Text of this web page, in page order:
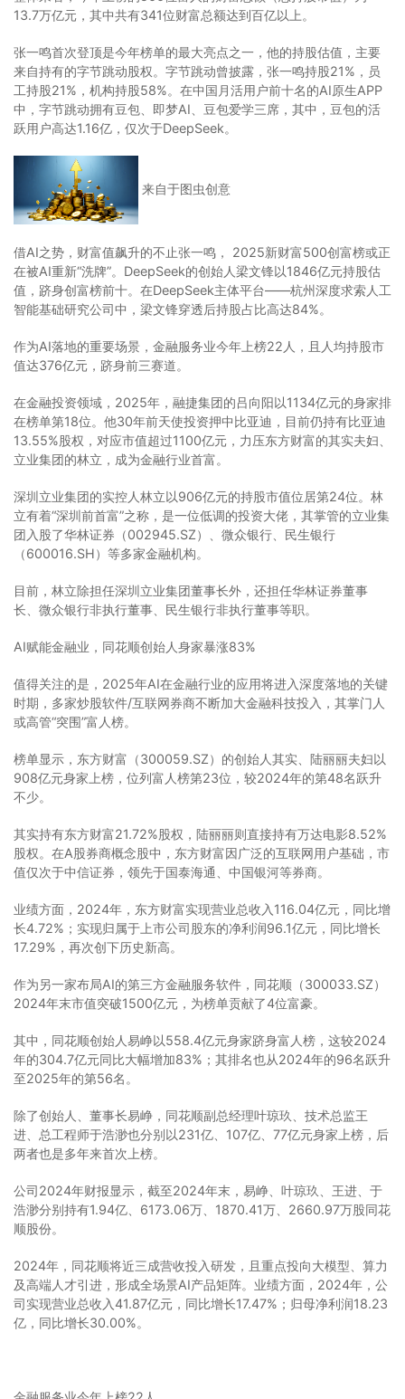
13.7万亿元，其中共有341位财富总额达到百亿以上。
张一鸣首次登顶是今年榜单的最大亮点之一，他的持股估值，主要
来自持有的字节跳动股权。字节跳动曾披露，张一鸣持股21%，员
工持股21%，机构持股58%。在中国月活用户前十名的AI原生APP
中，字节跳动拥有豆包、即梦AI、豆包爱学三席，其中，豆包的活
跃用户高达1.16亿，仅次于DeepSeek。
来自于图虫创意
借AI之势，财富值飙升的不止张一鸣， 2025新财富500创富榜或正
在被AI重新“洗牌”。DeepSeek的创始人梁文锋以1846亿元持股估
值，跻身创富榜前十。在DeepSeek主体平台——杭州深度求索人工
智能基础研究公司中，梁文锋穿透后持股占比高达84%。
作为AI落地的重要场景，金融服务业今年上榜22人，且人均持股市
值达376亿元，跻身前三赛道。
在金融投资领域，2025年，融捷集团的吕向阳以1134亿元的身家排
在榜单第18位。他30年前天使投资押中比亚迪，目前仍持有比亚迪
13.55%股权，对应市值超过1100亿元，力压东方财富的其实夫妇、
立业集团的林立，成为金融行业首富。
深圳立业集团的实控人林立以906亿元的持股市值位居第24位。林
立有着“深圳前首富”之称，是一位低调的投资大佬，其掌管的立业集
团入股了华林证券（002945.SZ）、微众银行、民生银行
（600016.SH）等多家金融机构。
目前，林立除担任深圳立业集团董事长外，还担任华林证券董事
长、微众银行非执行董事、民生银行非执行董事等职。
AI赋能金融业，同花顺创始人身家暴涨83%
值得关注的是，2025年AI在金融行业的应用将进入深度落地的关键
时期，多家炒股软件/互联网券商不断加大金融科技投入，其掌门人
或高管“突围”富人榜。
榜单显示，东方财富（300059.SZ）的创始人其实、陆丽丽夫妇以
908亿元身家上榜，位列富人榜第23位，较2024年的第48名跃升
不少。
其实持有东方财富21.72%股权，陆丽丽则直接持有万达电影8.52%
股权。在A股券商概念股中，东方财富因广泛的互联网用户基础，市
值仅次于中信证券，领先于国泰海通、中国银河等券商。
业绩方面，2024年，东方财富实现营业总收入116.04亿元，同比增
长4.72%；实现归属于上市公司股东的净利润96.1亿元，同比增长
17.29%，再次创下历史新高。
作为另一家布局AI的第三方金融服务软件，同花顺（300033.SZ）
2024年末市值突破1500亿元，为榜单贡献了4位富豪。
其中，同花顺创始人易峥以558.4亿元身家跻身富人榜，这较2024
年的304.7亿元同比大幅增加83%；其排名也从2024年的96名跃升
至2025年的第56名。
除了创始人、董事长易峥，同花顺副总经理叶琼玖、技术总监王
进、总工程师于浩渺也分别以231亿、107亿、77亿元身家上榜，后
两者也是多年来首次上榜。
公司2024年财报显示，截至2024年末，易峥、叶琼玖、王进、于
浩渺分别持有1.94亿、6173.06万、1870.41万、2660.97万股同花
顺股份。
2024年，同花顺将近三成营收投入研发，且重点投向大模型、算力
及高端人才引进，形成全场景AI产品矩阵。业绩方面，2024年，公
司实现营业总收入41.87亿元，同比增长17.47%；归母净利润18.23
亿，同比增长30.00%。